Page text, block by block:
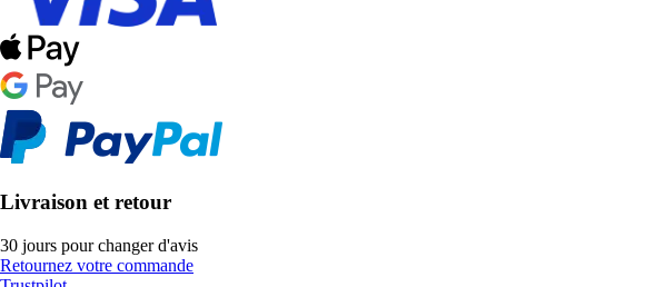
Livraison et retour
30 jours pour changer d'avis
Retournez votre commande